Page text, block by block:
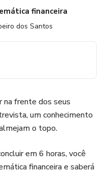
financeira
dos Santos
na frente dos seus
um conhecimento
o topo.
em 6 horas, você
financeira e saberá